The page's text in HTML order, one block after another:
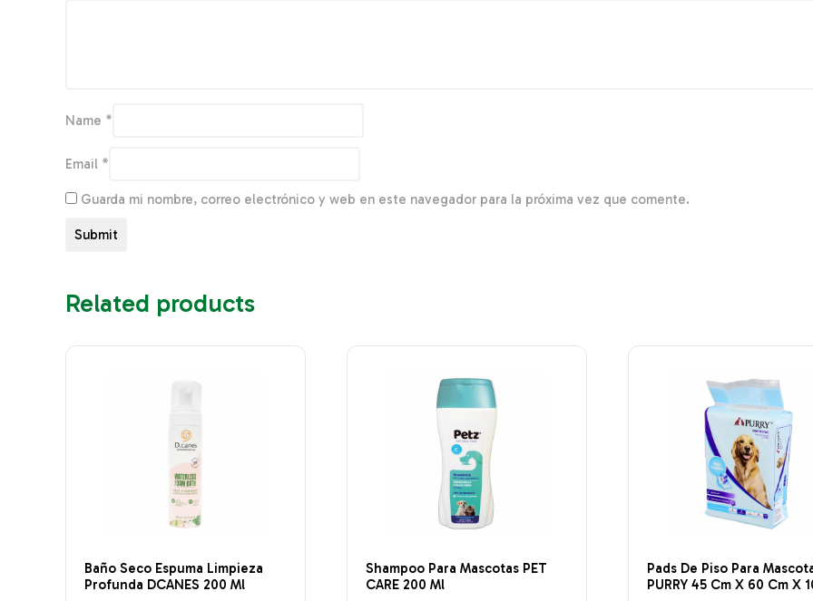
Name *
Email *
Guarda mi nombre, correo electrónico y web en este navegador para la próxima vez que comente.
Related products
Baño Seco Espuma Limpieza
Profunda DCANES 200 Ml
Shampoo Para Mascotas PET
CARE 200 Ml
Pads De Piso Para
PURRY 45 Cm X 60 Cm X